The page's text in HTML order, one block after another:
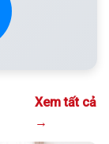
Xem tất cả
→